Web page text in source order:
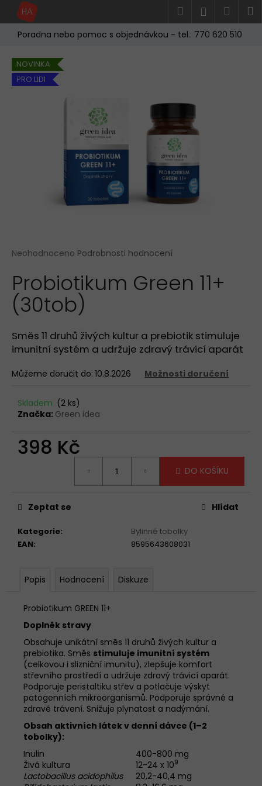
Přejít
obsah
Hledat
košík
Poradna nebo pomoc s objednávkou - tel.: 770 620 510
Průměrné
produktu
je
0,0
z
hvězdiček.
Neohodnoceno Podrobnosti hodnocení
Probiotikum Green 11+
(30tob)
Směs 11 druhů živých kultur a prebiotik stimuluje
imunitní systém a udržuje zdravý trávicí aparát
Můžeme doručit do: 10.8.2026 Možnosti doručení
Skladem (2 ks)
Značka: Green idea
398 Kč
DO KOŠÍKU
Kategorie:
Bylinné tobolky
EAN: 8595643608031
Zeptat se Hlídat
NOVINKA
PRO LIDI
Popis Hodnocení Diskuze
Probiotikum GREEN 11+
Doplněk stravy
Obsahuje unikátní směs 11 druhů živých kultur a
prebiotika. Směs stimuluje imunitní systém
(celkovou i slizniční imunitu), zlepšuje komfort
střevního prostředí a udržuje zdravý trávicí aparát.
Podporuje peristaltiku střev a potlačuje výskyt
patogenních mikroorganismů. Podporuje správné a
zdravé trávení. Snižuje plynatost a nadýmání.
Obsah aktivních látek v denní dávce (1–2
tobolky):
Inulin
400-800 mg
Živá kultura
12-24 x 109
Lactobacillus acidophilus
20,2-40,4 mg
o Zpět
Zpět
C
o
e
n
a
j
í
?
D
u
u
GELOREN
ACTIVE
MANGO
410G
KLOUBNÍ
VÝŽIVA
(3X
90KS)
299
Kč